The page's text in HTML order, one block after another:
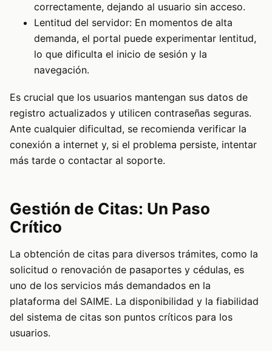
correctamente, dejando al usuario sin acceso.
Lentitud del servidor: En momentos de alta
demanda, el portal puede experimentar lentitud,
lo que dificulta el inicio de sesión y la
navegación.
Es crucial que los usuarios mantengan sus datos de
registro actualizados y utilicen contraseñas seguras.
Ante cualquier dificultad, se recomienda verificar la
conexión a internet y, si el problema persiste, intentar
más tarde o contactar al soporte.
Gestión de Citas: Un Paso
Crítico
La obtención de citas para diversos trámites, como la
solicitud o renovación de pasaportes y cédulas, es
uno de los servicios más demandados en la
plataforma del SAIME. La disponibilidad y la fiabilidad
del sistema de citas son puntos críticos para los
usuarios.